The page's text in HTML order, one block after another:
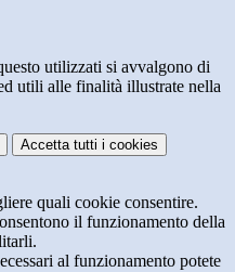
utilizzati si avvalgono di
utili alle finalità illustrate nella
Accetta tutti i cookies
quali cookie consentire.
il funzionamento della
al funzionamento potete